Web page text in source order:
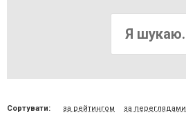
Сортувати: за рейтингом за переглядами